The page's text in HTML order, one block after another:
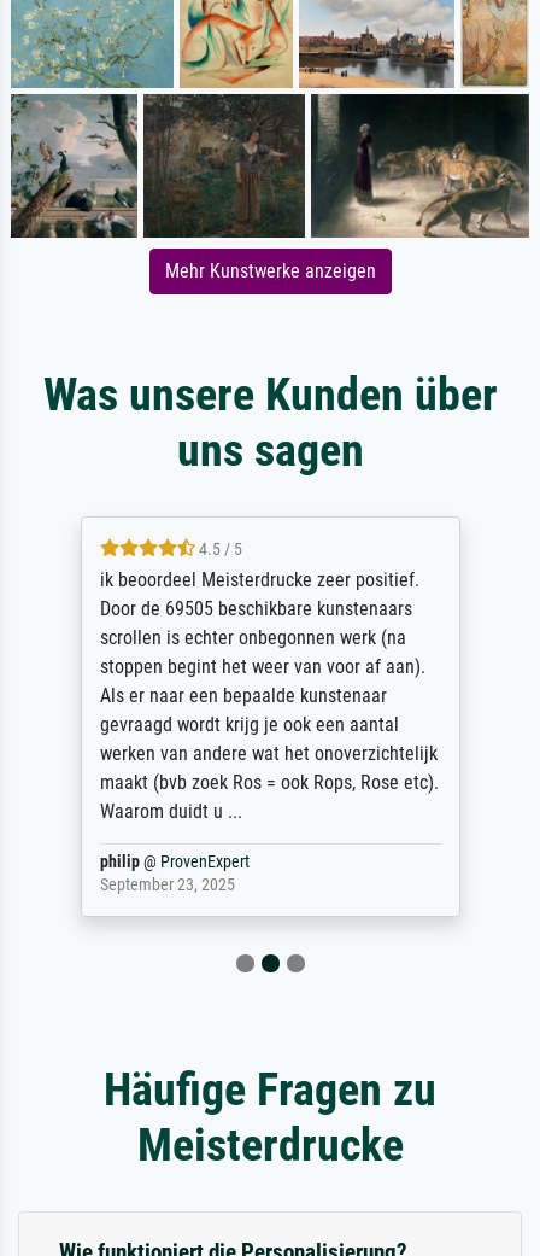
Mehr Kunstwerke anzeigen
Was unsere Kunden über
uns sagen
4.5 / 5
ik beoordeel Meisterdrucke zeer positief.
Door de 69505 beschikbare kunstenaars
scrollen is echter onbegonnen werk (na
stoppen begint het weer van voor af aan).
Als er naar een bepaalde kunstenaar
gevraagd wordt krijg je ook een aantal
werken van andere wat het onoverzichtelijk
maakt (bvb zoek Ros = ook Rops, Rose etc).
Waarom duidt u ...
philip@ ProvenExpert
September 23, 2025
Häufige Fragen zu
Meisterdrucke